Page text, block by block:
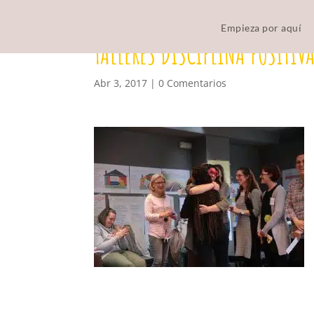
Empieza por aquí
TALLERES DISCIPLINA
Abr 3, 2017 |0 Comentarios